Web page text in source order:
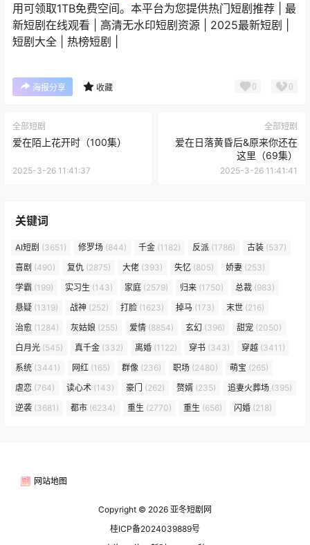
用可领取1TB免费空间。本平台为您提供热门短剧推荐 | 最
新短剧在线观看 | 高清无水印短剧资源 | 2025最新短剧 |
短剧大全 | 热榜短剧 |
海报分享 收藏 0 0
全部短剧
爱在陌上花开时（100集）
2025-3-26 11:41:37
全部短剧
爱在日落黄昏后&原来你还在
这里（69集）
2025-3-26 11:41:41
关键词
AI短剧 (3651) 修罗场 (844) 千金 (1182) 反派 (1786) 古装 (537)
喜剧 (490) 复仇 (2875) 大佬 (393) 失忆 (805) 娇妻 (253)
学霸 (199) 实习生 (143) 家庭 (2579) 归来 (1750) 总裁 (983)
悬疑 (1319) 战神 (252) 打脸 (1623) 掉马 (173) 末世 (216)
治愈 (1284) 灰姑娘 (255) 爱情 (8854) 玄幻 (396) 甜宠 (2050)
白月光 (545) 真千金 (332) 离婚 (1122) 穿书 (343) 穿越 (3411)
系统 (3441) 网红 (165) 群像 (236) 职场 (2480) 萌宝 (265)
虐恋 (764) 读心术 (143) 豪门 (262) 赘婿 (235) 追妻火葬场 (395)
逆袭 (3681) 都市 (6234) 重生 (2770) 重生 (656) 闪婚 (218)
网站地图
Copyright © 2026 亚冬短剧网
桂ICP备2024039889号